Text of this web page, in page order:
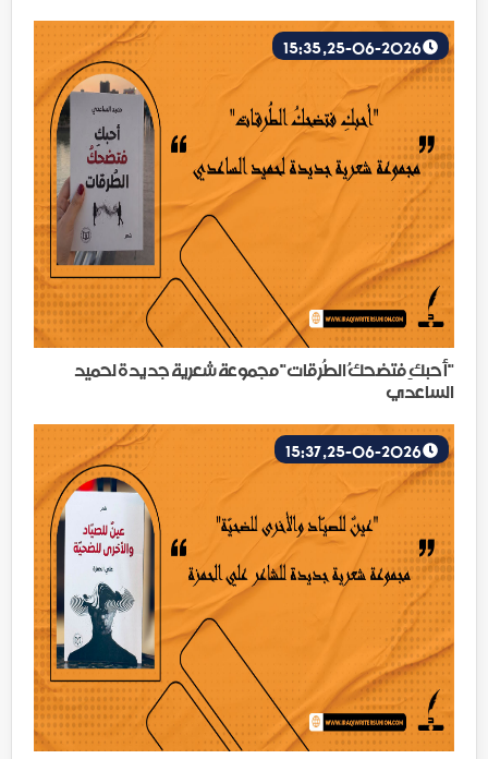
"أحبكِ فتضحكُ الطُرقات" مجموعة شعرية جديدة لحميد
الساعدي